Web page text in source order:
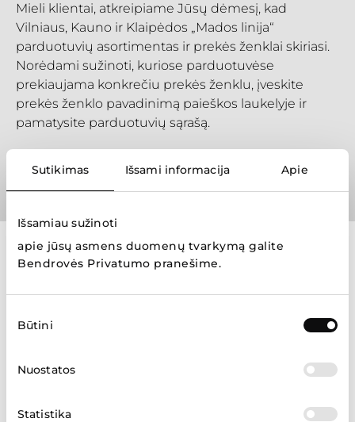
Sutikimas Išsami informacija Apie
Išsamiau sužinoti
apie jūsų asmens duomenų tvarkymą galite
Bendrovės Privatumo pranešime.
pasirinkimas
Būtini
Nuostatos
Statistika
Mieli klientai, atkreipiame Jūsų dėmesį, kad
Vilniaus, Kauno ir Klaipėdos „Mados linija“
parduotuvių asortimentas ir prekės ženklai skiriasi.
Norėdami sužinoti, kuriose parduotuvėse
prekiaujama konkrečiu prekės ženklu, įveskite
prekės ženklo pavadinimą paieškos laukelyje ir
pamatysite parduotuvių sąrašą.
Prekių ženklai